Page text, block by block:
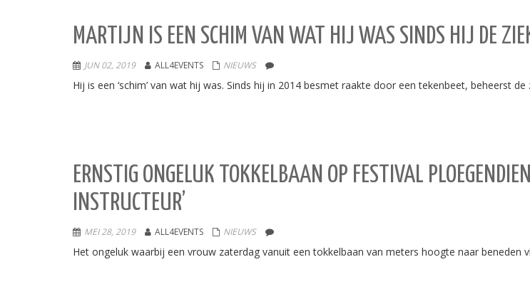
MARTIJN IS EEN SCHIM VAN WAT HIJ WAS SINDS HIJ DE
JUN 02, 2019 ALL4EVENTS NIEUWS
Hij is een ‘schim’ van wat hij was. Sinds hij in 2014 besmet raakte door een tekenbeet, beheerst
ERNSTIG ONGELUK TOKKELBAAN OP FESTIVAL
INSTRUCTEUR’
MEI 28, 2019 ALL4EVENTS NIEUWS
Het ongeluk waarbij een vrouw zaterdag vanuit een tokkelbaan van meters hoogte naar beneden